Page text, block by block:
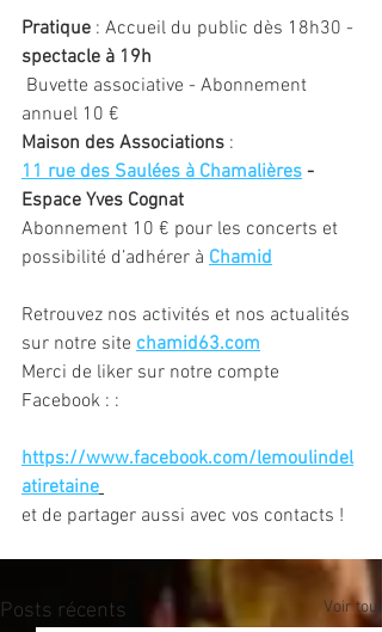
Pratique : Accueil du public dès 18h30 -
spectacle à 19h
annuel 10 €
Maison des Associations :
11 rue des Saulées à Chamalières -
Espace Yves Cognat
Abonnement 10 € pour les concerts et
possibilité d’adhérer à Chamid
Retrouvez nos activités et nos actualités
sur notre site chamid63.com
Merci de liker sur notre compte
Facebook : :
https://www.facebook.com/lemoulindel
atiretaine
et de partager aussi avec vos contacts !
Posts récents Voir tout